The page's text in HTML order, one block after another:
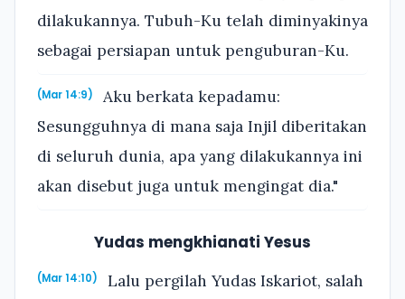
dilakukannya. Tubuh-Ku telah diminyakinya
sebagai persiapan untuk penguburan-Ku.
(Mar 14:9)
Aku berkata kepadamu:
Sesungguhnya di mana saja Injil diberitakan
di seluruh dunia, apa yang dilakukannya ini
akan disebut juga untuk mengingat dia."
Yudas mengkhianati Yesus
(Mar 14:10)
Lalu pergilah Yudas Iskariot, salah